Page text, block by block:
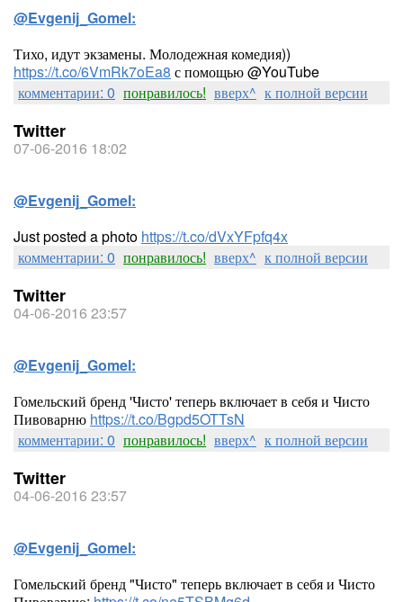
@Evgenij_Gomel:
Тихо, идут экзамены. Молодежная комедия))
https://t.co/6VmRk7oEa8 с помощью @YouTube
комментарии: 0 понравилось! вверх^ к полной версии
Twitter
07-06-2016 18:02
@Evgenij_Gomel:
Just posted a photo https://t.co/dVxYFpfq4x
комментарии: 0 понравилось! вверх^ к полной версии
Twitter
04-06-2016 23:57
@Evgenij_Gomel:
Гомельский бренд 'Чисто' теперь включает в себя и Чисто
Пивоварню https://t.co/Bgpd5OTTsN
комментарии: 0 понравилось! вверх^ к полной версии
Twitter
04-06-2016 23:57
@Evgenij_Gomel:
Гомельский бренд "Чисто" теперь включает в себя и Чисто